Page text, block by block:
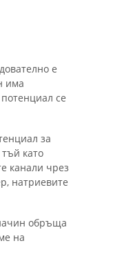
е
има
се
за
като
канали чрез
натриевите
обръща
на